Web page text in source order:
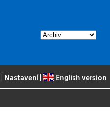
Nastavení| English version